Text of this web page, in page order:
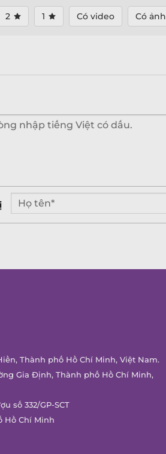
2 1 Có video Có ảnh
Thành phố Hồ Chí Minh, Việt Nam.
Gia Định, Thành phố Hồ Chí Minh,
số 332/GP-SCT
Hồ Chí Minh